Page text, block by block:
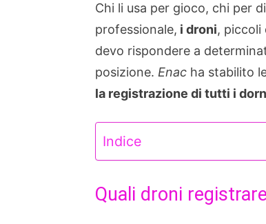
Chi li usa per gioco, chi per
professionale, i droni, piccoli
devo rispondere a
posizione. Enac ha stabilito
la registrazione di tutti i
Indice
Quali droni registrare